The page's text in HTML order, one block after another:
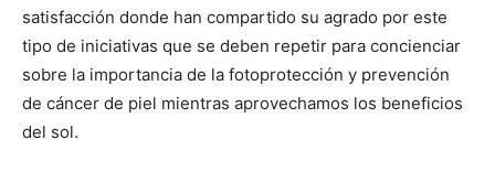
satisfacción donde han compartido su agrado por este
tipo de iniciativas que se deben repetir para concienciar
sobre la importancia de la fotoprotección y prevención
de cáncer de piel mientras aprovechamos los beneficios
del sol.